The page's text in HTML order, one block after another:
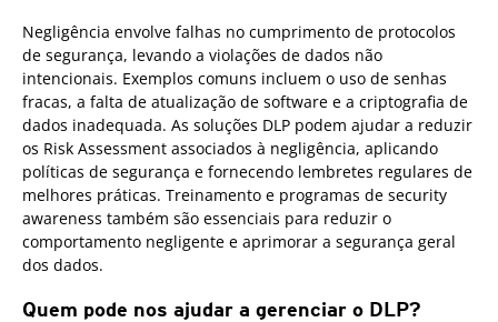
Negligência envolve falhas no cumprimento de protocolos
de segurança, levando a violações de dados não
intencionais. Exemplos comuns incluem o uso de senhas
fracas, a falta de atualização de software e a criptografia de
dados inadequada. As soluções DLP podem ajudar a reduzir
os Risk Assessment associados à negligência, aplicando
políticas de segurança e fornecendo lembretes regulares de
melhores práticas. Treinamento e programas de security
awareness também são essenciais para reduzir o
comportamento negligente e aprimorar a segurança geral
dos dados.
Quem pode nos ajudar a gerenciar o DLP?